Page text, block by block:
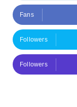
Fans
Followers
Followers